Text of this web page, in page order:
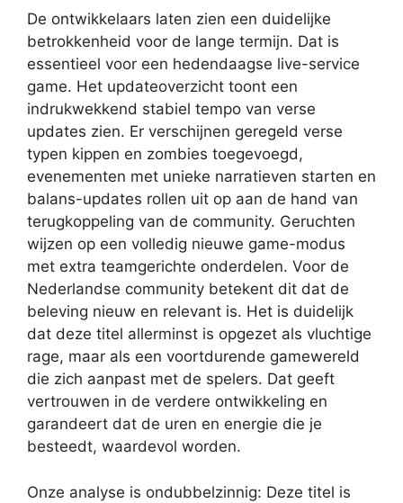
De ontwikkelaars laten zien een duidelijke
betrokkenheid voor de lange termijn. Dat is
essentieel voor een hedendaagse live-service
game. Het updateoverzicht toont een
indrukwekkend stabiel tempo van verse
updates zien. Er verschijnen geregeld verse
typen kippen en zombies toegevoegd,
evenementen met unieke narratieven starten en
balans-updates rollen uit op aan de hand van
terugkoppeling van de community. Geruchten
wijzen op een volledig nieuwe game-modus
met extra teamgerichte onderdelen. Voor de
Nederlandse community betekent dit dat de
beleving nieuw en relevant is. Het is duidelijk
dat deze titel allerminst is opgezet als vluchtige
rage, maar als een voortdurende gamewereld
die zich aanpast met de spelers. Dat geeft
vertrouwen in de verdere ontwikkeling en
garandeert dat de uren en energie die je
besteedt, waardevol worden.
Onze analyse is ondubbelzinnig: Deze titel is